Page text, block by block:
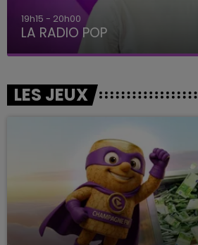
19h15 - 20h00
LA RADIO POP
LES JEUX